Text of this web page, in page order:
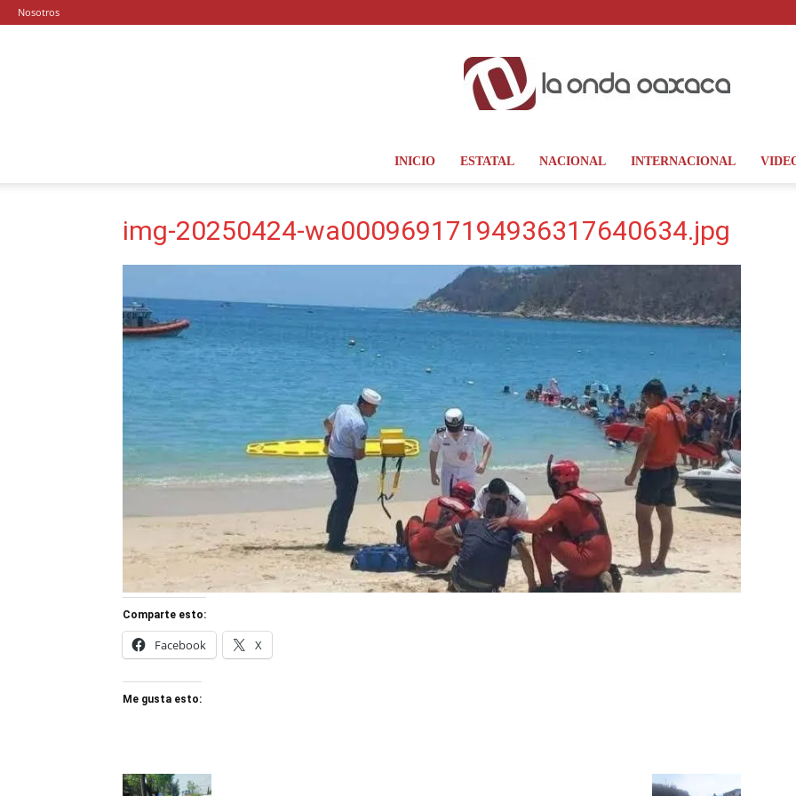
Nosotros
La
Onda
Oaxaca
INICIO ESTATAL NACIONAL INTERNACIONAL
img-20250424-wa00096917194936317640634.jpg
Comparte esto:
Facebook X
Me gusta esto: